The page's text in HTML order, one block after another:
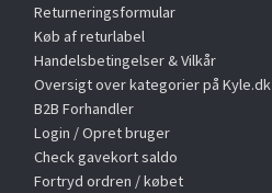
Returneringsformular
Køb af returlabel
Handelsbetingelser & Vilkår
Oversigt over kategorier på Kyle.dk
B2B Forhandler
Login / Opret bruger
Check gavekort saldo
Fortryd ordren / købet